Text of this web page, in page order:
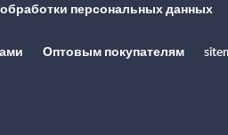
персональных данных
Оптовым покупателям